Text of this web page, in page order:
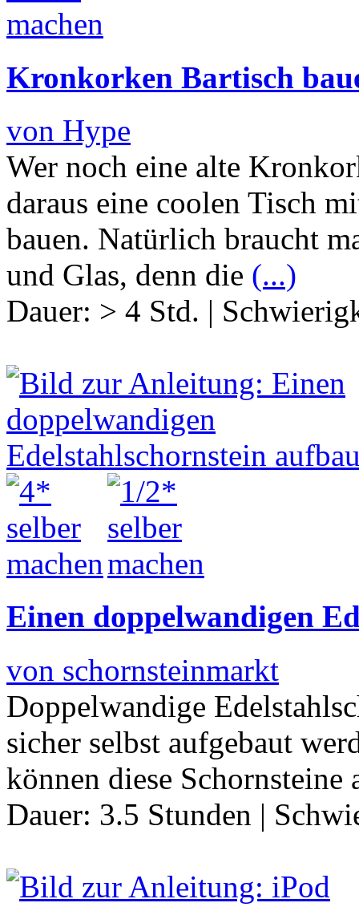
Kronkorken Bartisch
von Hype
Wer noch eine alte
daraus eine coolen Tisch
bauen. Natürlich braucht
und Glas, denn die (...)
Dauer: > 4 Std. |
Einen doppelwandigen
von schornsteinmarkt
Doppelwandige
sicher selbst aufgebaut
können diese
Dauer: 3.5 Stunden |